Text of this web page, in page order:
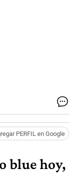
PERFIL en Google
blue hoy,